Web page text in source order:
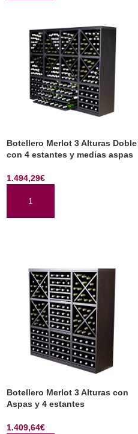
Botellero Merlot 3 Alturas Doble
con 4 estantes y medias aspas
1.494,29€
AÑADIR AL CARRITO
Botellero Merlot 3 Alturas con
Aspas y 4 estantes
1.409,64€